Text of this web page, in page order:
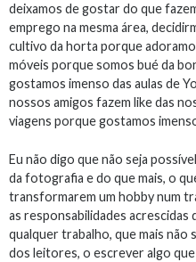
deixamos de gostar do que
emprego na mesma área,
cultivo da horta porque
móveis porque somos bué da
gostamos imenso das aulas de
nossos amigos fazem like das
viagens porque gostamos
Eu não digo que não seja
da fotografia e do que mais, o
transformarem um hobby num
as responsabilidades acrescidas
qualquer trabalho, que mais não
dos leitores, o escrever algo